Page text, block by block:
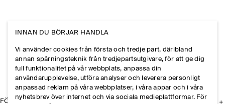
FÖRETAGET
INNAN DU BÖRJAR HANDLA
Vi använder cookies från första och tredje part, däribland
annan spårningsteknik från tredjepartsutgivare, för att ge dig
full funktionalitet på vår webbplats, anpassa din
användarupplevelse, utföra analyser och leverera personligt
anpassad reklam på våra webbplatser, i våra appar och i våra
nyhetsbrev över internet och via sociala medieplattformar. För